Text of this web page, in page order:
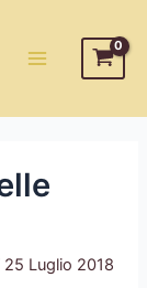
Menu
25 Luglio 2018